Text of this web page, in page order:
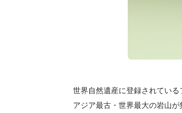
世界自然遺産に登録されている
アジア最古・世界最大の岩山